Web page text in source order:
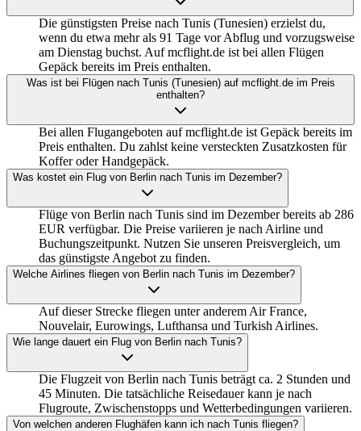
Die günstigsten Preise nach Tunis (Tunesien) erzielst du,
wenn du etwa mehr als 91 Tage vor Abflug und vorzugsweise
am Dienstag buchst. Auf mcflight.de ist bei allen Flügen
Gepäck bereits im Preis enthalten.
Was ist bei Flügen nach Tunis (Tunesien) auf mcflight.de im Preis
enthalten?
Bei allen Flugangeboten auf mcflight.de ist Gepäck bereits im
Preis enthalten. Du zahlst keine versteckten Zusatzkosten für
Koffer oder Handgepäck.
Was kostet ein Flug von Berlin nach Tunis im Dezember?
Flüge von Berlin nach Tunis sind im Dezember bereits ab 286
EUR verfügbar. Die Preise variieren je nach Airline und
Buchungszeitpunkt. Nutzen Sie unseren Preisvergleich, um
das günstigste Angebot zu finden.
Welche Airlines fliegen von Berlin nach Tunis im Dezember?
Auf dieser Strecke fliegen unter anderem Air France,
Nouvelair, Eurowings, Lufthansa und Turkish Airlines.
Wie lange dauert ein Flug von Berlin nach Tunis?
Die Flugzeit von Berlin nach Tunis beträgt ca. 2 Stunden und
45 Minuten. Die tatsächliche Reisedauer kann je nach
Flugroute, Zwischenstopps und Wetterbedingungen variieren.
Von welchen anderen Flughäfen kann ich nach Tunis fliegen?